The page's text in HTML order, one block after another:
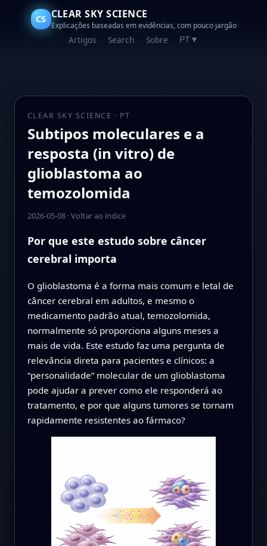
CS CLEAR SKY SCIENCE
Explicações baseadas em evidências, com pouco jargão
Artigos Search Sobre PT ▼
CLEAR SKY SCIENCE · PT
Subtipos moleculares e a
resposta (in vitro) de
glioblastoma ao
temozolomida
2026-05-08·Voltar ao índice
Por que este estudo sobre câncer
cerebral importa
O glioblastoma é a forma mais comum e letal de
câncer cerebral em adultos, e mesmo o
medicamento padrão atual, temozolomida,
normalmente só proporciona alguns meses a
mais de vida. Este estudo faz uma pergunta de
relevância direta para pacientes e clínicos: a
“personalidade” molecular de um glioblastoma
pode ajudar a prever como ele responderá ao
tratamento, e por que alguns tumores se tornam
rapidamente resistentes ao fármaco?